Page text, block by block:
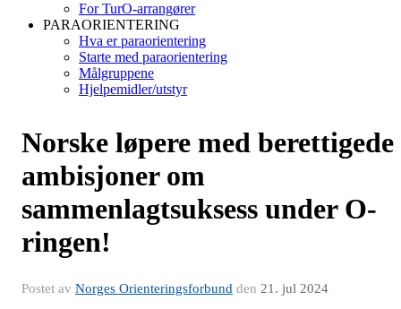
For TurO-arrangører
PARAORIENTERING
Hva er paraorientering
Starte med paraorientering
Målgruppene
Hjelpemidler/utstyr
Norske løpere med berettigede
ambisjoner om
sammenlagtsuksess under O-
ringen!
Postet av Norges Orienteringsforbund den 21. jul 2024